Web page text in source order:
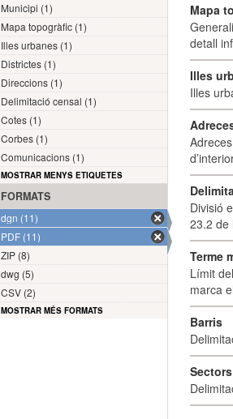
Mapa
detall
Illes
Illes
Divisió
23.2 de
Terme
Límit
marca
Barris
Sectors
Municipi (1)
Mapa topogràfic (1)
Illes urbanes (1)
Districtes (1)
Direccions (1)
Delimitació censal (1)
Cotes (1)
Corbes (1)
Comunicacions (1)
MOSTRAR MENYS ETIQUETES
FORMATS
dgn (11)
PDF (11)
ZIP (8)
dwg (5)
CSV (2)
MOSTRAR MÉS FORMATS